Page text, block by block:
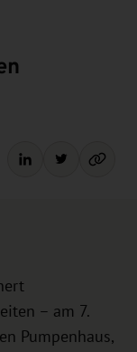
– am 7.
Pumpenhaus,